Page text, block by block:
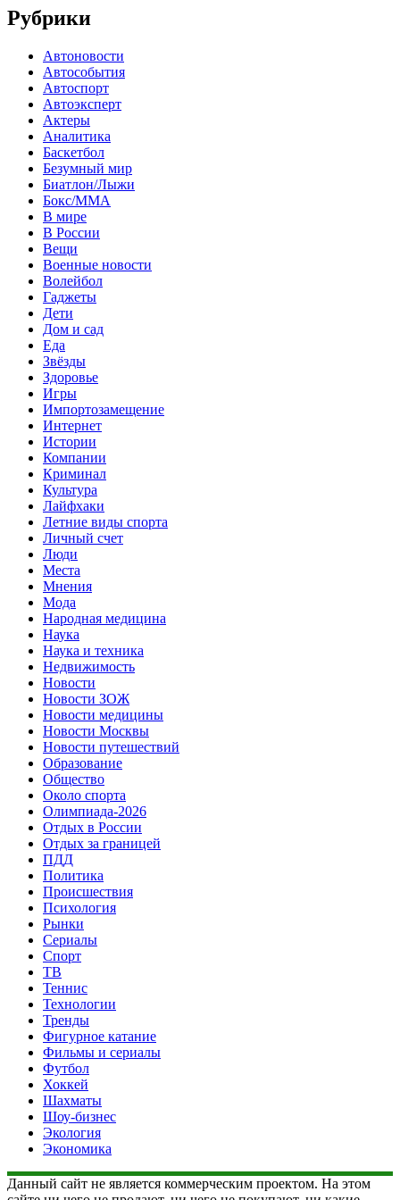
Рубрики
Автоновости
Автособытия
Автоспорт
Автоэксперт
Актеры
Аналитика
Баскетбол
Безумный мир
Биатлон/Лыжи
Бокс/MMA
В мире
В России
Вещи
Военные новости
Волейбол
Гаджеты
Дети
Дом и сад
Еда
Звёзды
Здоровье
Игры
Импортозамещение
Интернет
Истории
Компании
Криминал
Культура
Лайфхаки
Летние виды спорта
Личный счет
Люди
Места
Мнения
Мода
Народная медицина
Наука
Наука и техника
Недвижимость
Новости
Новости ЗОЖ
Новости медицины
Новости Москвы
Новости путешествий
Образование
Общество
Около спорта
Олимпиада-2026
Отдых в России
Отдых за границей
ПДД
Политика
Происшествия
Психология
Рынки
Сериалы
Спорт
ТВ
Теннис
Технологии
Тренды
Фигурное катание
Фильмы и сериалы
Футбол
Хоккей
Шахматы
Шоу-бизнес
Экология
Экономика
Данный сайт не является коммерческим проектом. На этом